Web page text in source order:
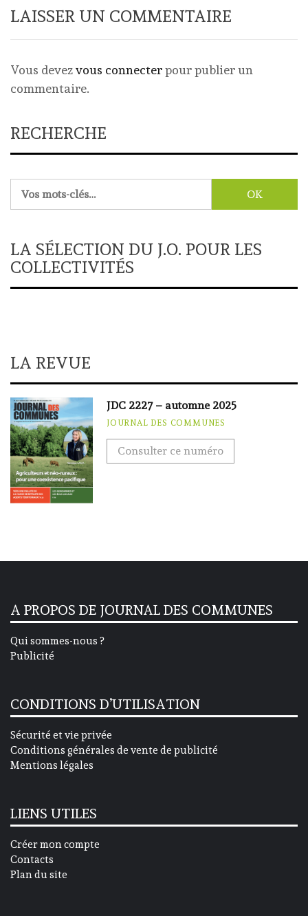
LAISSER UN COMMENTAIRE
Vous devezvous connecterpour publier un
commentaire.
RECHERCHE
LA SÉLECTION DU J.O. POUR LES
COLLECTIVITÉS
LA REVUE
JDC 2227 – automne 2025
JOURNAL DES COMMUNES
Consulter ce numéro
A PROPOS DE JOURNAL DES COMMUNES
Qui sommes-nous ?
Publicité
CONDITIONS D’UTILISATION
Sécurité et vie privée
Conditions générales de vente de publicité
Mentions légales
LIENS UTILES
Créer mon compte
Contacts
Plan du site